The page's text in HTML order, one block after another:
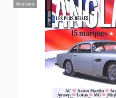
Nouveau